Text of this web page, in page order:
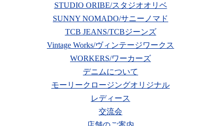
STUDIO ORIBE/スタジオオリベ
SUNNY NOMADO/サニーノマド
TCB JEANS/TCBジーンズ
Vintage Works/ヴィンテージワークス
WORKERS/ワーカーズ
デニムについて
モーリークロージングオリジナル
レディース
交流会